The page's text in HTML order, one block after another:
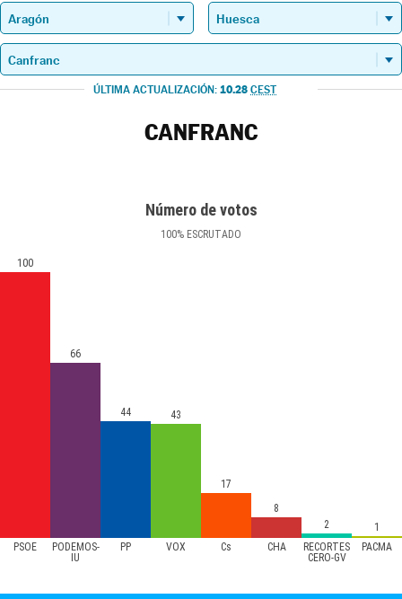
ÚLTIMA ACTUALIZACIÓN: 10.28 CEST
CANFRANC
Número de votos
100% ESCRUTADO
PSOE
PODEMOS-
IU
PP VOX Cs CHA
RECORTES
CERO-GV
PACMA
100
66
44 43
17
8
2
1